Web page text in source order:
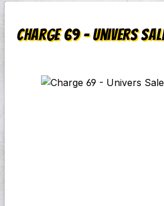
Charge 69 - Univers
Bildergalerie überspringen